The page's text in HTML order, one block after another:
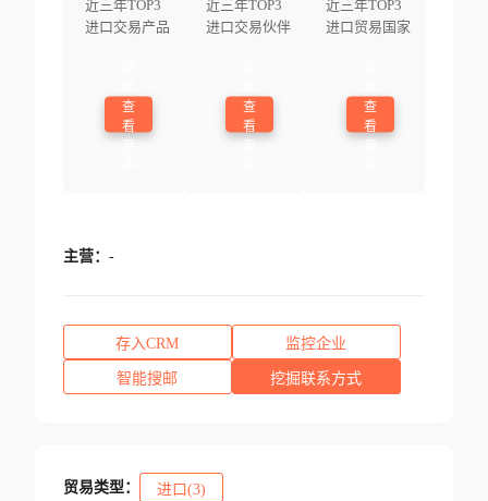
近三年TOP3
进口交易产品
查
看
近三年TOP3
进口交易伙伴
查
看
近三年TOP3
进口贸易国家
查
看
主营： -
存入CRM 监控企业
智能搜邮 挖掘联系方式
贸易类型： 进口(3)